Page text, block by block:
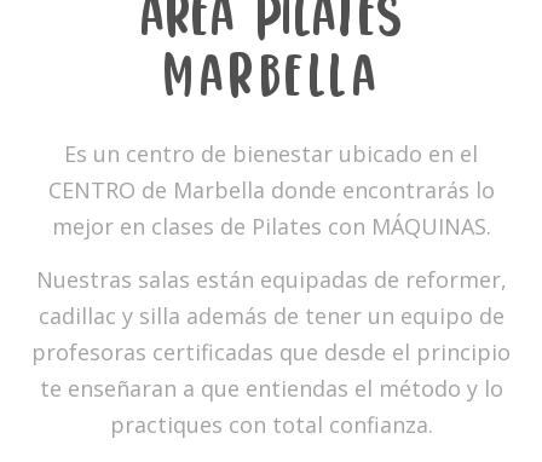
ÁREA PILATES
MARBELLA
Es un centro de bienestar ubicado en el
CENTRO de Marbella donde encontrarás lo
mejor en clases de Pilates con MÁQUINAS.
Nuestras salas están equipadas de reformer,
cadillac y silla además de tener un equipo de
profesoras certificadas que desde el principio
te enseñaran a que entiendas el método y lo
practiques con total confianza.